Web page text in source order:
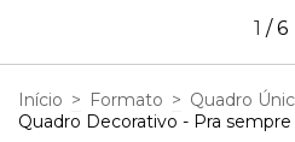
1 /6
Início > Formato > Quadro
Quadro Decorativo - Pra sempre